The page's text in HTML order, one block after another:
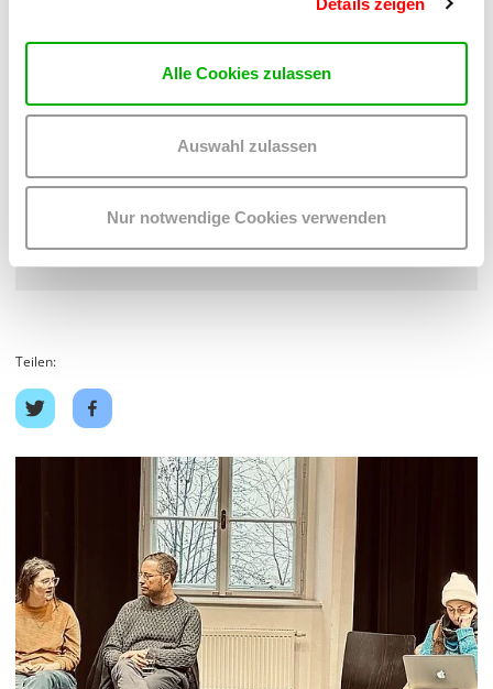
Alle Cookies zulassen
Auswahl zulassen
Nur notwendige Cookies verwenden
arts.
Miller
Pressefoto Ryan Mitchell (c) Steven Miller
Teilen:
Auf
Twitter
Auf
Facebook